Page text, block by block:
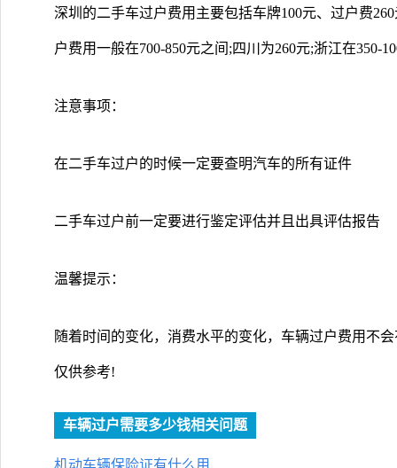
深圳的二手车过户费用主要包括车牌100元、过户费
户费用一般在700-850元之间;四川为260元;浙江在350-
注意事项：
在二手车过户的时候一定要查明汽车的所有证件
二手车过户前一定要进行鉴定评估并且出具评估报告
温馨提示：
随着时间的变化，消费水平的变化，车辆过户费用不
仅供参考!
车辆过户需要多少钱相关问题
机动车辆保险证有什么用